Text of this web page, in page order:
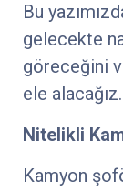
Bu
gelecekte
göreceğini
ele alacağız.
Nitelikli
Kamyon